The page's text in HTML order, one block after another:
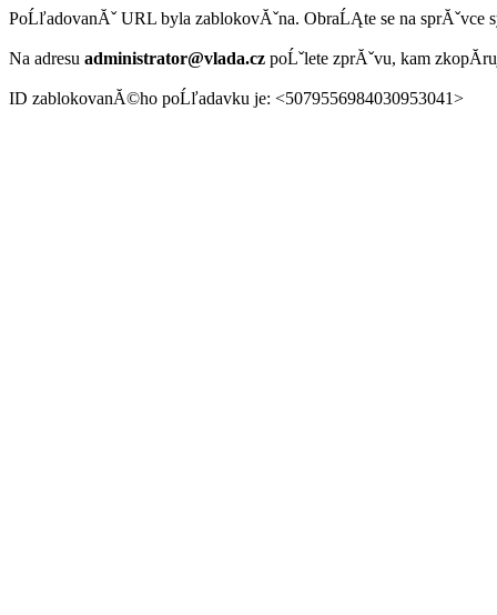
PoĹľadovanĂˇ URL byla zablokovĂˇna. ObraĹĄte se na sprĂˇvce
Na adresu administrator@vlada.cz poĹˇlete zprĂˇvu, kam
ID zablokovanĂ©ho poĹľadavku je: <5079556984030953041>